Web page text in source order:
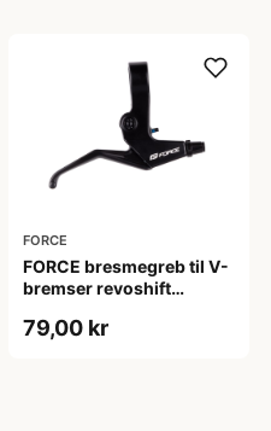
FORCE
FORCE bresmegreb til V-
bremser revoshift
79,00 kr